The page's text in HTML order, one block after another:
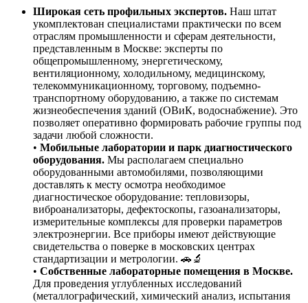
Широкая сеть профильных экспертов. Наш штат
укомплектован специалистами практически по всем
отраслям промышленности и сферам деятельности,
представленным в Москве: эксперты по
общепромышленному, энергетическому,
вентиляционному, холодильному, медицинскому,
телекоммуникационному, торговому, подъемно-
транспортному оборудованию, а также по системам
жизнеобеспечения зданий (ОВиК, водоснабжение). Это
позволяет оперативно формировать рабочие группы под
задачи любой сложности.
• Мобильные лаборатории и парк диагностического
оборудования. Мы располагаем специально
оборудованными автомобилями, позволяющими
доставлять к месту осмотра необходимое
диагностическое оборудование: тепловизоры,
виброанализаторы, дефектоскопы, газоанализаторы,
измерительные комплексы для проверки параметров
электроэнергии. Все приборы имеют действующие
свидетельства о поверке в московских центрах
стандартизации и метрологии. 🚗🔬
• Собственные лабораторные помещения в Москве.
Для проведения углубленных исследований
(металлографический, химический анализ, испытания